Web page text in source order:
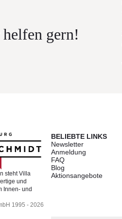
gern!
steht Villa
und
Innen- und
1995 - 2026
BELIEBTE LINKS
Newsletter
Anmeldung
FAQ
Blog
Aktionsangebote